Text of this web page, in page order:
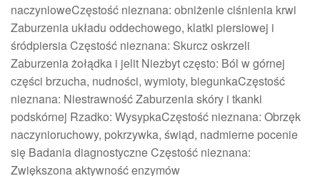
naczynioweCzęstość nieznana: obniżenie ciśnienia krwi
Zaburzenia układu oddechowego, klatki piersiowej i
śródpiersia Częstość nieznana: Skurcz oskrzeli
Zaburzenia żołądka i jelit Niezbyt często: Ból w górnej
części brzucha, nudności, wymioty, biegunkaCzęstość
nieznana: Niestrawność Zaburzenia skóry i tkanki
podskórnej Rzadko: WysypkaCzęstość nieznana: Obrzęk
naczynioruchowy, pokrzywka, świąd, nadmierne pocenie
się Badania diagnostyczne Częstość nieznana:
Zwiększona aktywność enzymów